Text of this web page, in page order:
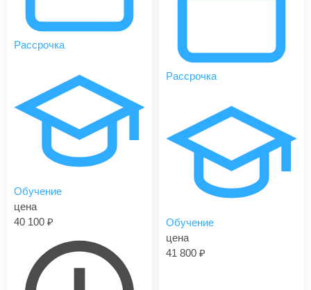
Рассрочка
Обучение
цена
40 100
Рассрочка
Обучение
цена
41 800